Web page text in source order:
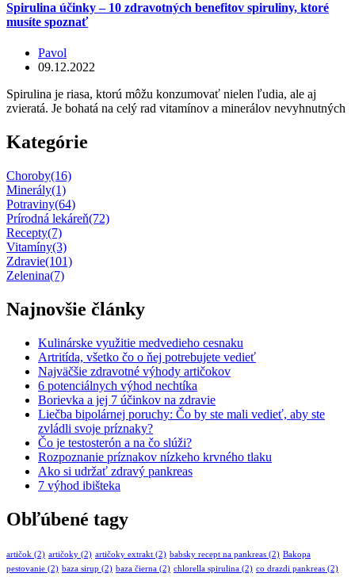
Spirulina účinky – 10 zdravotných benefitov spiruliny, ktoré
musíte spoznať
Pavol
09.12.2022
Spirulina je riasa, ktorú môžu konzumovať nielen ľudia, ale aj
zvieratá. Je bohatá na celý rad vitamínov a minerálov nevyhnutných
Kategórie
Choroby(16)
Minerály(1)
Potraviny(64)
Prírodná lekáreň(72)
Recepty(7)
Vitamíny(3)
Zdravie(101)
Zelenina(7)
Najnovšie články
Kulinárske využitie medvedieho cesnaku
Artritída, všetko čo o ňej potrebujete vedieť
Najväčšie zdravotné výhody artičokov
6 potenciálnych výhod nechtíka
Borievka a jej 7 účinkov na zdravie
Liečba bipolárnej poruchy: Čo by ste mali vedieť, aby ste
zvládli svoje príznaky?
Čo je testosterón a na čo slúži?
Rozpoznanie príznakov nízkeho krvného tlaku
Ako si udržať zdravý pankreas
7 výhod ibišteka
Obľúbené tagy
artičok (2) artičoky (2) artičoky extrakt (2) babsky recept na pankreas (2) Bakopa
pestovanie (2) baza sirup (2) baza čierna (2) chlorella spirulina (2) co drazdi pankreas (2)